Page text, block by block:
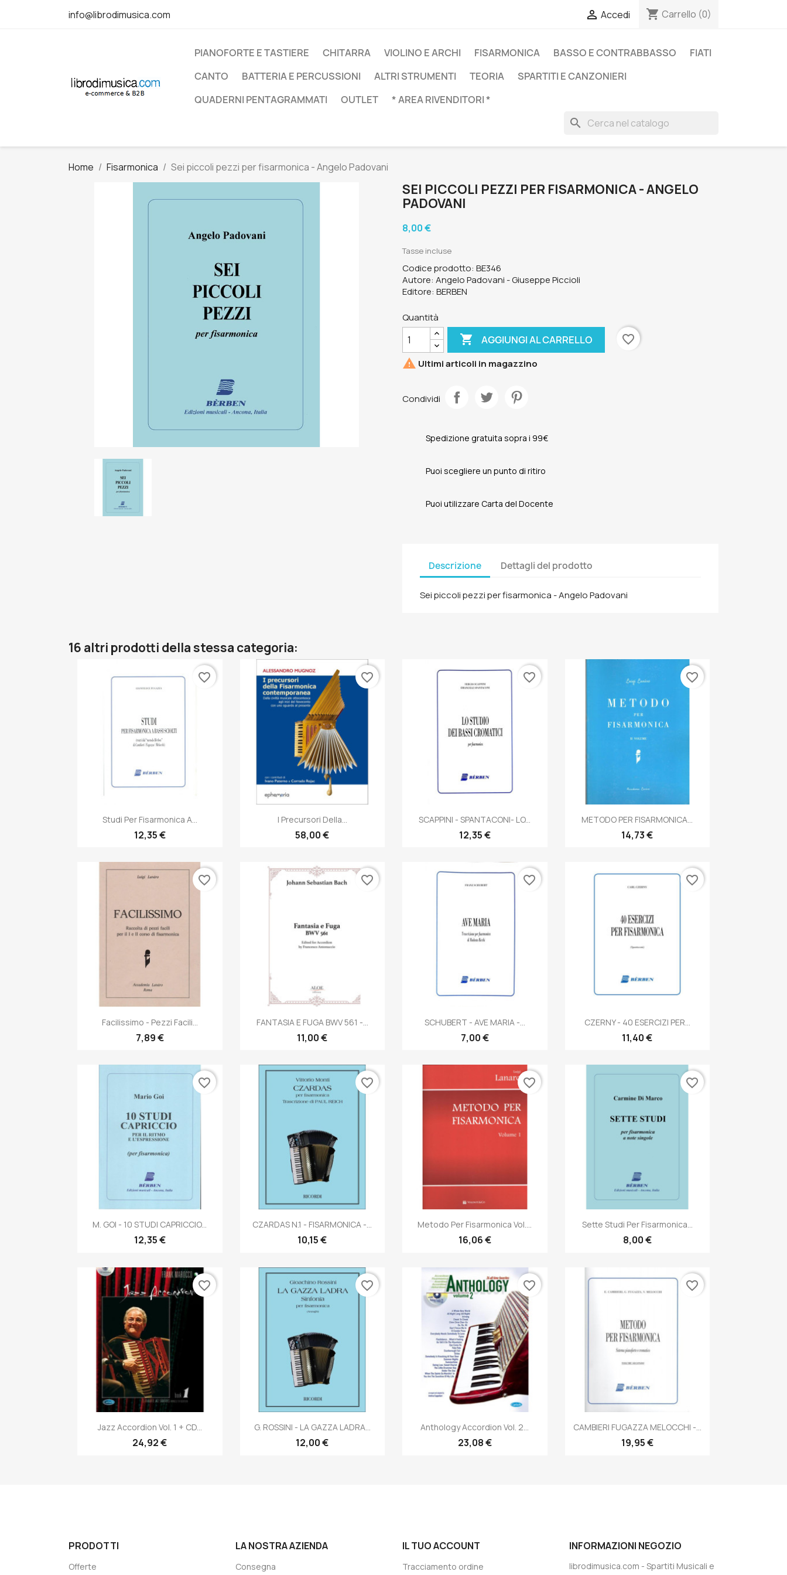
info@librodimusica.com  Accedi shopping_cart Carrello (0)
PIANOFORTE E TASTIERE CHITARRA VIOLINO E ARCHI FISARMONICA BASSO E CONTRABBASSO
FIATI
CANTO
BATTERIA E PERCUSSIONI ALTRI STRUMENTI TEORIA
SPARTITI E CANZONIERI
QUADERNI PENTAGRAMMATI
OUTLET * AREA RIVENDITORI *
search
Home Fisarmonica Sei piccoli pezzi per fisarmonica - Angelo Padovani
SEI PICCOLI PEZZI PER FISARMONICA - ANGELO
PADOVANI
8,00 €
Tasse incluse
Codice prodotto: BE346
Autore: Angelo Padovani - Giuseppe Piccioli
Editore: BERBEN
Quantità
 AGGIUNGI AL CARRELLO
favorite_border
 Ultimi articoli in magazzino
Condividi
Spedizione gratuita sopra i 99€
Puoi scegliere un punto di ritiro
Puoi utilizzare Carta del Docente
Descrizione Dettagli del prodotto
Sei piccoli pezzi per fisarmonica - Angelo Padovani
16 altri prodotti della stessa categoria:
Anteprima
Studi Per Fisarmonica A...
12,35 €
favorite_border
Anteprima
I Precursori Della...
58,00 €
favorite_border
 Anteprima
SCAPPINI - SPANTACONI- LO...
12,35 €
favorite_border
Anteprima
METODO PER FISARMONICA...
14,73 €
favorite_border
Anteprima
Facilissimo - Pezzi Facili...
7,89 €
favorite_border
 Anteprima
FANTASIA E FUGA BWV 561 -...
11,00 €
favorite_border
Anteprima
SCHUBERT - AVE MARIA -...
7,00 €
favorite_border
 Anteprima
CZERNY - 40 ESERCIZI PER...
11,40 €
favorite_border
 Anteprima
M. GOI - 10 STUDI CAPRICCIO...
12,35 €
favorite_border
Anteprima
CZARDAS N.1 - FISARMONICA -...
10,15 €
favorite_border
Anteprima
Metodo Per Fisarmonica Vol....
16,06 €
favorite_border
Anteprima
Sette Studi Per Fisarmonica...
8,00 €
favorite_border
Anteprima
Jazz Accordion Vol. 1 + CD...
24,92 €
favorite_border
Anteprima
G. ROSSINI - LA GAZZA LADRA...
12,00 €
favorite_border
Anteprima
Anthology Accordion Vol. 2...
23,08 €
favorite_border
Anteprima
CAMBIERI FUGAZZA MELOCCHI -...
19,95 €
favorite_border
PRODOTTI
Offerte
LA NOSTRA AZIENDA
Consegna
IL TUO ACCOUNT
Tracciamento ordine
INFORMAZIONI NEGOZIO
librodimusica.com - Spartiti Musicali e